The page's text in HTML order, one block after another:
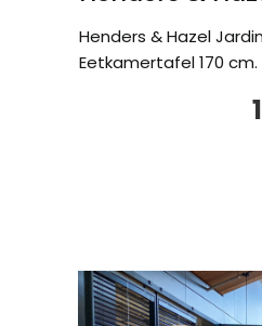
Henders & Hazel
Eetkamertafel 170 cm.